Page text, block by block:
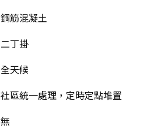
鋼筋混凝土
二丁掛
全天候
社區統一處理，定時定點堆置
無